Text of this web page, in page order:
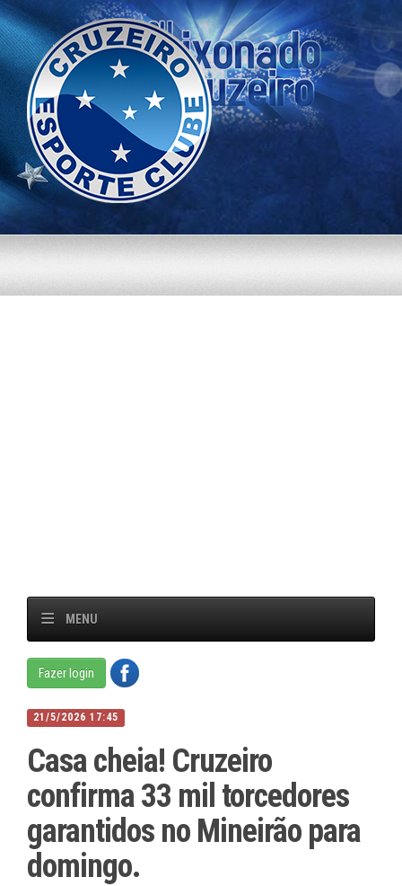
MENU
Fazer login
21/5/2026 17:45
Casa cheia! Cruzeiro
confirma 33 mil torcedores
garantidos no Mineirão para
domingo.